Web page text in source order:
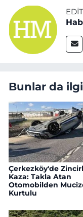
Bunlar da
Çerkezköy'de
Kaza: Takla Atan
Otomobilden
Kurtulu